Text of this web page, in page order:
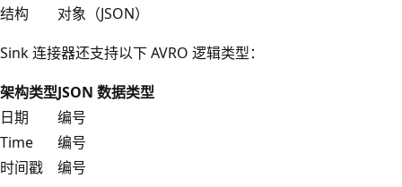
结构
对象（JSON）
Sink 连接器还支持以下 AVRO 逻辑类型：
架构类型JSON 数据类型
日期
编号
Time
编号
时间戳
编号